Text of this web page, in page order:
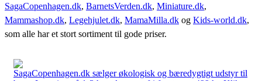
SagaCopenhagen.dk, BarnetsVerden.dk, Miniature.dk,
Mammashop.dk, Legehjulet.dk, MamaMilla.dk og Kids-world.dk,
som alle har et stort sortiment til gode priser.
SagaCopenhagen.dk sælger økologisk og bæredygtigt udstyr til